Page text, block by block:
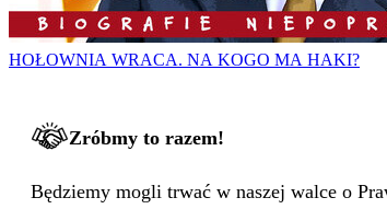
HOŁOWNIA WRACA. NA KOGO MA HAKI?
Zróbmy to razem!
Będziemy mogli trwać w naszej walce o